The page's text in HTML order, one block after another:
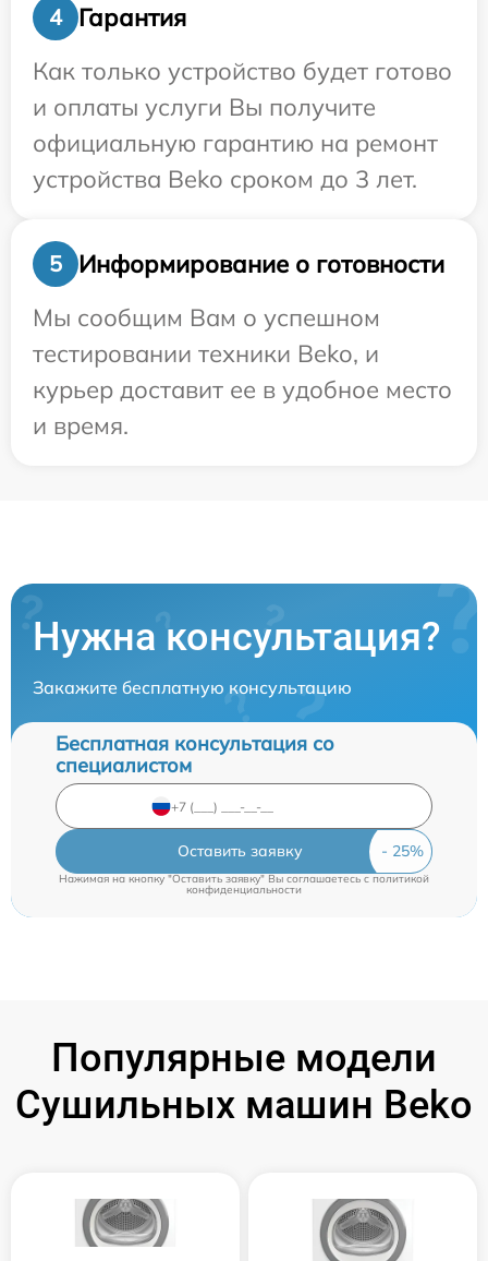
4
Гарантия
Как только устройство будет готово
и оплаты услуги Вы получите
официальную гарантию на ремонт
устройства Beko сроком до 3 лет.
5
Информирование о готовности
Мы сообщим Вам о успешном
тестировании техники Beko, и
курьер доставит ее в удобное место
и время.
Нужна консультация?
Закажите бесплатную консультацию
Бесплатная консультация со
специалистом
Оставить заявку
Нажимая на кнопку "Оставить заявку" Вы соглашаетесь c политикой
конфиденциальности
Популярные модели
Сушильных машин Beko